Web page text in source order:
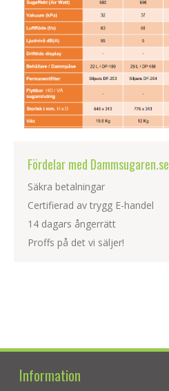
Fördelar med Dammsugaren.se
Säkra betalningar
Certifierad av trygg E-handel
14 dagars ångerrätt
Proffs på det vi säljer!
Information